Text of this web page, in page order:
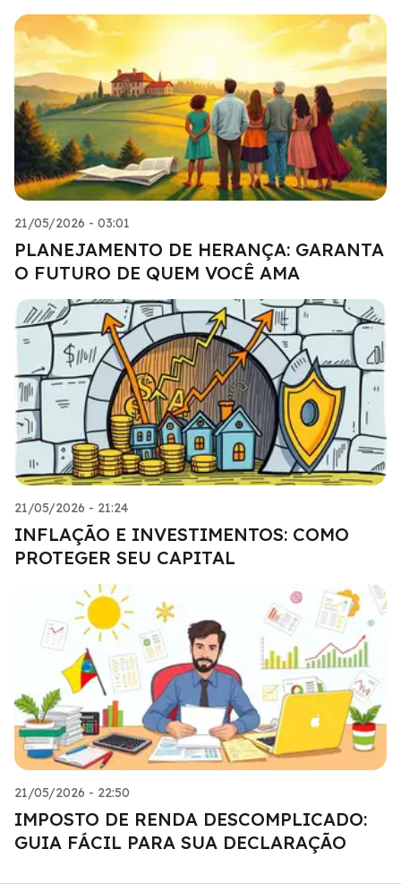
21/05/2026 - 03:01
PLANEJAMENTO DE HERANÇA: GARANTA
O FUTURO DE QUEM VOCÊ AMA
21/05/2026 - 21:24
INFLAÇÃO E INVESTIMENTOS: COMO
PROTEGER SEU CAPITAL
21/05/2026 - 22:50
IMPOSTO DE RENDA DESCOMPLICADO:
GUIA FÁCIL PARA SUA DECLARAÇÃO